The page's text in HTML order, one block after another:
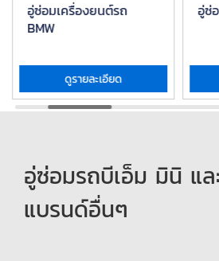
อู่ซ่อมเครื่องยนต์รถ
BMW
ดูรายละเอียด
อู่ซ่
อู่ซ่อมรถบีเอ็ม มินิ แล
แบรนด์อื่นๆ